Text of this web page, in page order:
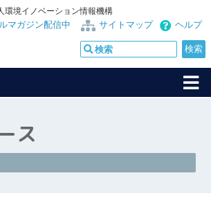
環境イノベーション情報機構
ヘルプ
サイトマップ
マガジン配信中
ス